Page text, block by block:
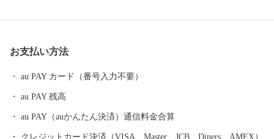
る子どもたちに残すとともに生まれ育った故郷を誇れるまちとす
お支払い方法
au PAY カード（番号入力不要）
au PAY 残高
au PAY（auかんたん決済）通信料金合算
クレジットカード決済（VISA、Master、JCB、Diners、AMEX）